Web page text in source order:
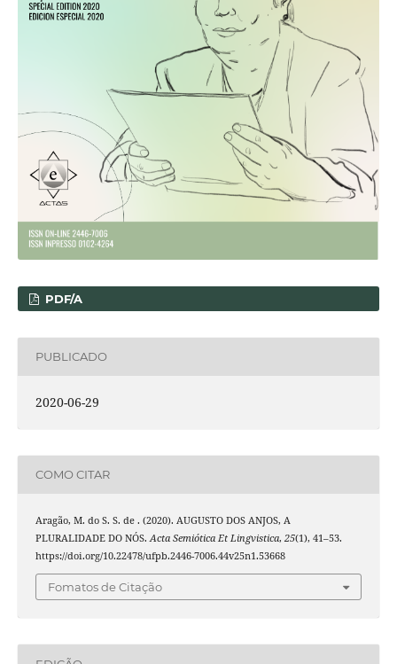
PDF/A
PUBLICADO
2020-06-29
COMO CITAR
Aragão, M. do S. S. de . (2020). AUGUSTO DOS ANJOS, A
PLURALIDADE DO NÓS.Acta Semiótica Et Lingvistica, 25(1), 41–53.
https://doi.org/10.22478/ufpb.2446-7006.44v25n1.53668
Fomatos de Citação